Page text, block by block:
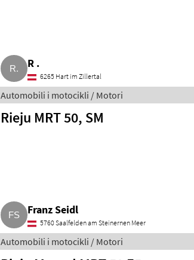
R .
6265 Hart im Zillertal
Automobili i motocikli / Motori
Rieju MRT 50, SM
Franz Seidl
5760 Saalfelden am Steinernen Meer
Automobili i motocikli / Motori